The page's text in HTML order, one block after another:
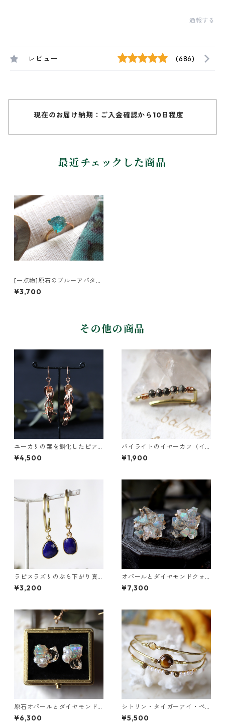
通報する
レビュー (686)
現在のお届け納期：ご入金確認から10日程度
最近チェックした商品
[一点物]原石のブルーアパタイ
トのリング
¥3,700
その他の商品
ユーカリの葉を銅化したピア
ス
¥4,500
パイライトのイヤーカフ（イ
ンダストリアル風）
¥1,900
ラピスラズリのぶら下がり真
鍮イヤーカフ
¥3,200
オパールとダイヤモンドクォ
ーツのピアス
¥7,300
原石オパールとダイヤモンド
クォーツのプチピアス
¥6,300
シトリン・タイガーアイ・ペ
リドットの3連バングル
¥5,500